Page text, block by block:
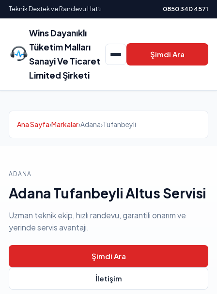
Teknik Destek ve Randevu Hattı 0850 340 4571
Wins Dayanıklı
Tüketim Malları
Sanayi Ve Ticaret
Limited Şirketi
Şimdi Ara
Ana Sayfa›Markalar›Adana›Tufanbeyli
ADANA
Adana Tufanbeyli Altus Servisi
Uzman teknik ekip, hızlı randevu, garantili onarım ve
yerinde servis avantajı.
Şimdi Ara
İletişim